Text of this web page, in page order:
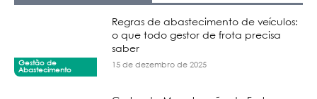
Gestão de
Abastecimento
Regras de abastecimento de veículos:
o que todo gestor de frota precisa
saber
15 de dezembro de 2025